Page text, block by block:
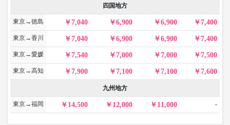
四国地方
東京→徳島 7,040 6,900 6,900 7,400
東京→香川 7,040 6,900 6,900 7,400
東京→愛媛 7,540 7,000 7,000 7,500
東京→高知 7,900 7,100 7,100 7,600
九州地方
東京→福岡 14,500 12,000 11,000 -